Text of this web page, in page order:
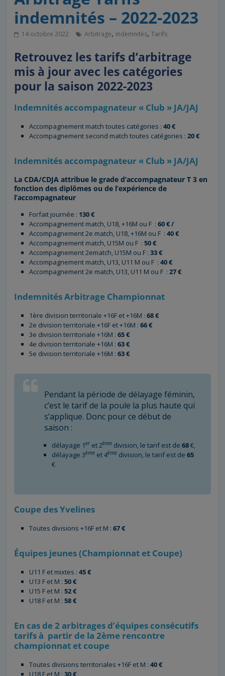
indemnités – 2022-2023
14 octobre 2022 Arbitrage, indemnités,Tarifs
Retrouvez les tarifs d’arbitrage
mis à jour avec les catégories
pour la saison 2022-2023
Indemnités accompagnateur « Club » JA/JAJ
Accompagnement match toutes catégories :40 €
Accompagnement second match toutes catégories :20 €
Indemnités accompagnateur « Club » JA/JAJ
La CDA/CDJA attribue le grade d’accompagnateur T 3 en
fonction des diplômes ou de l’expérience de
l’accompagnateur
Forfait journée : 130 €
Accompagnement match, U18, +16M ou F :60 € /
Accompagnement 2e match, U18, +16M ou F :40 €
Accompagnement match, U15M ou F :50 €
Accompagnement 2ematch, U15M ou F :33 €
Accompagnement match, U13, U11 M ou F :40 €
Accompagnement 2e match, U13, U11 M ou F :27 €
Indemnités Arbitrage Championnat
1ère division territoriale +16F et +16M :68 €
2e division territoriale +16F et +16M :66 €
3e division territoriale +16M :65 €
4e division territoriale +16M :63 €
5e division territoriale +16M :63 €
Pendant la période de délayage féminin,
c’est le tarif de la poule la plus haute qui
s’applique. Donc pour ce début de
saison :
délayage 1er et 2ème division, le tarif est de68€,
délayage 3ème et 4ème division, le tarif est de65
€.
Coupe des Yvelines
Toutes divisions +16F et M :67 €
Équipes jeunes (Championnat et Coupe)
U11 F et mixtes :45 €
U13 F et M : 50 €
U15 F et M :52 €
U18 F et M :58 €
En cas de 2 arbitrages d’équipes consécutifs
tarifs à partir de la 2ème rencontre
championnat et coupe
Toutes divisions territoriales +16F et M :40 €
U18 F et M :30 €